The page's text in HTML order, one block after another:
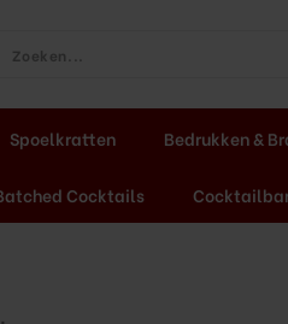
Spoelkratten Bedrukken &
Cocktails